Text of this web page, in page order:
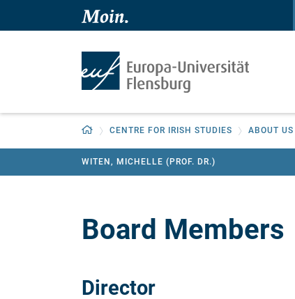
Zum Hauptinhalt springen
Zur Navigation springen
Zurück zur Startseite
CENTRE FOR IRISH STUDIES ABOUT US
WITEN, MICHELLE (PROF. DR.)
Board Members
Director